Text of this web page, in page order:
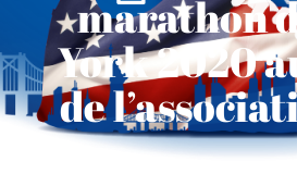
marathon
York 2020
de